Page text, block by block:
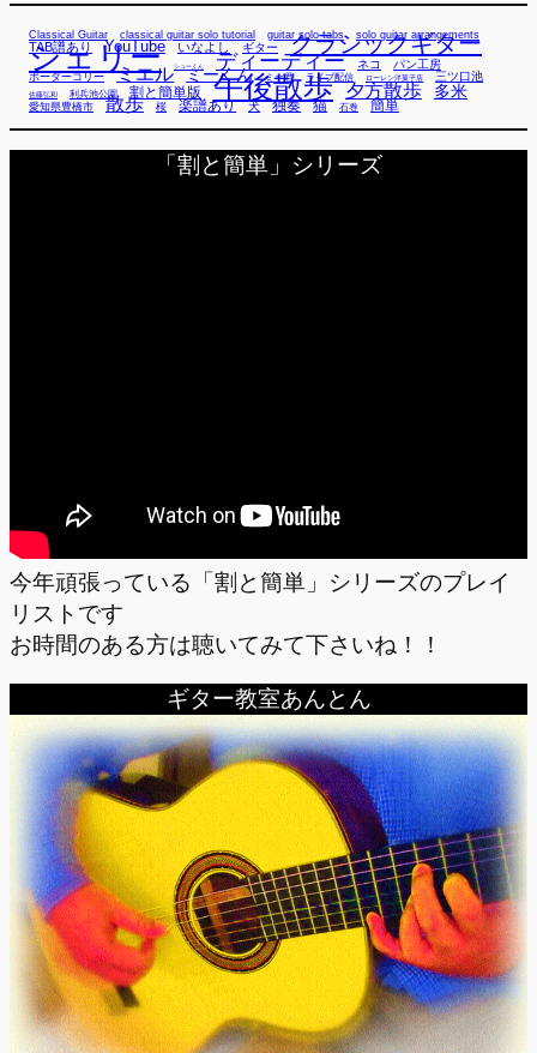
Classical Guitar classical guitar solo tutorial guitar solo tabs solo guitar arrangements
TAB譜あり YouTube いなよし ギター クラシックギター
シェリー シューくん ディーディー ネコ パン工房
ボーダーコリー ミエル ミーくん ミー君 ライブ配信 ローレン洋菓子店 三ツ口池
佐藤弘和 利兵池公園 割と簡単版 午後散歩 夕方散歩 多米
愛知県豊橋市 散歩 桜 楽譜あり 犬 独奏 猫 石巻 簡単
「割と簡単」シリーズ
今年頑張っている「割と簡単」シリーズのプレイ
リストです
お時間のある方は聴いてみて下さいね！！
ギター教室あんとん